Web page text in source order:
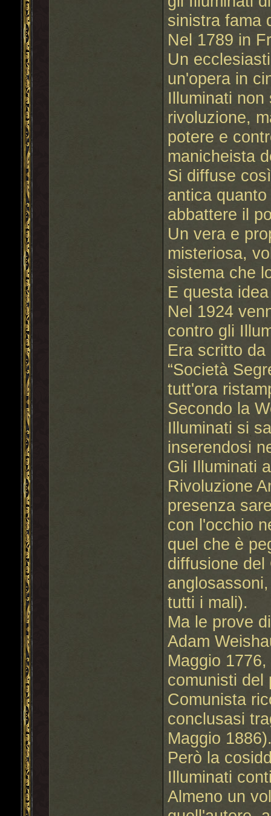
sinistra fama
Nel 1789 in
Un
un'opera in
Illuminati
rivoluzione,
potere e
manicheista
Si diffuse
antica
abbattere il
Un vera e
misteriosa,
sistema che
E questa
Nel 1924
contro gli
Era scritto
“Società
tutt'ora
Secondo la
Illuminati si
inserendosi
Gli Illuminati
Rivoluzione
presenza
con l'occhio
quel che è
diffusione del
tutti i mali).
Ma le prove
Adam
Maggio
comunisti del
Comunista
conclusasi
Maggio
Però la
Illuminati
Almeno un